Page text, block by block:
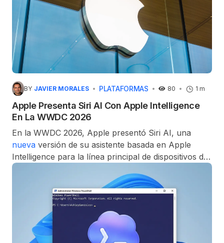
BY JAVIER MORALES PLATAFORMAS 80 1 m
Apple Presenta Siri AI Con Apple Intelligence
En La WWDC 2026
En la WWDC 2026, Apple presentó Siri AI, una
nueva versión de su asistente basada en Apple
Intelligence para la línea principal de dispositivos de
la compañía. La versión de prueba en inglés se
lanzará más adelante en 2026.